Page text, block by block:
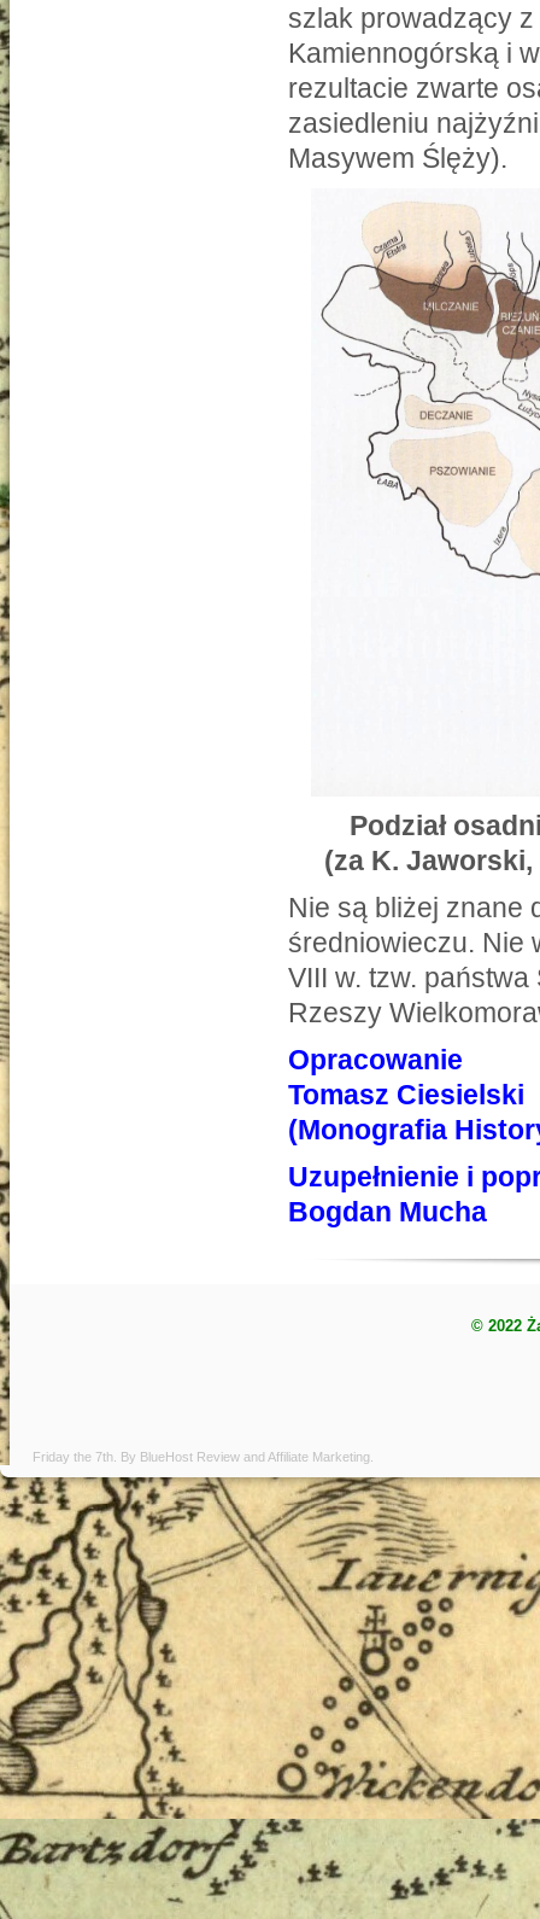
szlak prowadzący
Kamiennogórską i
rezultacie zwarte
zasiedleniu
Masywem Ślęży).
Podział
(za K. Jaworski,
Nie są bliżej znane
średniowieczu. Nie
VIII w. tzw. państwa
Rzeszy
Opracowanie
Tomasz Ciesielski
(Monografia
Uzupełnienie i
Bogdan Mucha
© 2022
Friday the 7th. By BlueHost Review andAffiliate Marketing